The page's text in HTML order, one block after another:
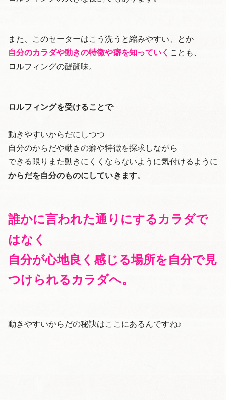
また、このセーターはこう洗うと縮みやすい、とか
自分のカラダや動きの特徴や癖を知っていく ことも、
ロルフィングの醍醐味。
ロルフィングを受けることで
動きやすいからだにしつつ
自分のからだや動きの癖や特徴を探求しながら
できる限りまた動きにくくならないように気付けるように
からだを自分のものにしていきます。
誰かに言われた通りにするカラダで
はなく
自分が心地良く感じる場所を自分で見
つけられるカラダへ。
動きやすいからだの秘訣はここにあるんですね♪